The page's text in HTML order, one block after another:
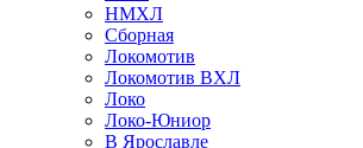
НМХЛ
Сборная
Локомотив
Локомотив ВХЛ
Локо
Локо-Юниор
В Ярославле